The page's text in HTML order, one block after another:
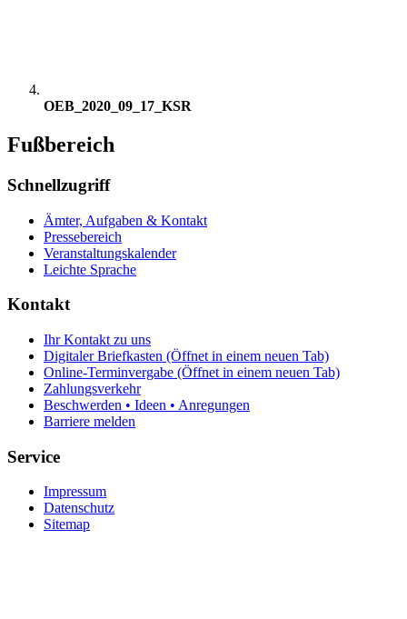
OEB_2020_09_17_KSR
Fußbereich
Schnellzugriff
Ämter, Aufgaben & Kontakt
Pressebereich
Veranstaltungskalender
Leichte Sprache
Kontakt
Ihr Kontakt zu uns
Digitaler Briefkasten (Öffnet in einem neuen Tab)
Online-Terminvergabe (Öffnet in einem neuen Tab)
Zahlungsverkehr
Beschwerden • Ideen • Anregungen
Barriere melden
Service
Impressum
Datenschutz
Sitemap